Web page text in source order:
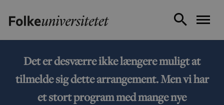
Det er desværre ikke længere muligt at
tilmelde sig dette arrangement. Men vi har
et stort program med mange nye